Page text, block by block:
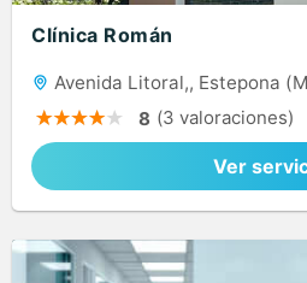
Clínica Román
Avenida Litoral,, Estepona
8 (3 valoraciones)
Ver